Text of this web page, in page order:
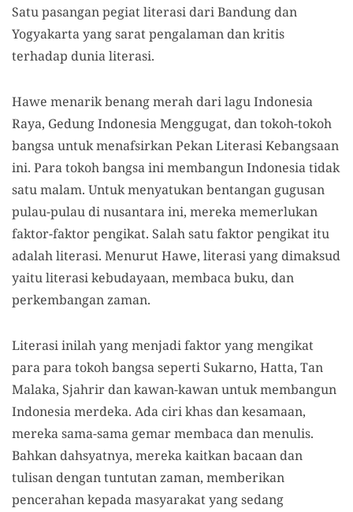
Satu pasangan pegiat literasi dari Bandung dan
Yogyakarta yang sarat pengalaman dan kritis
terhadap dunia literasi.
Hawe menarik benang merah dari lagu Indonesia
Raya, Gedung Indonesia Menggugat, dan tokoh-tokoh
bangsa untuk menafsirkan Pekan Literasi Kebangsaan
ini. Para tokoh bangsa ini membangun Indonesia tidak
satu malam. Untuk menyatukan bentangan gugusan
pulau-pulau di nusantara ini, mereka memerlukan
faktor-faktor pengikat. Salah satu faktor pengikat itu
adalah literasi. Menurut Hawe, literasi yang dimaksud
yaitu literasi kebudayaan, membaca buku, dan
perkembangan zaman.
Literasi inilah yang menjadi faktor yang mengikat
para para tokoh bangsa seperti Sukarno, Hatta, Tan
Malaka, Sjahrir dan kawan-kawan untuk membangun
Indonesia merdeka. Ada ciri khas dan kesamaan,
mereka sama-sama gemar membaca dan menulis.
Bahkan dahsyatnya, mereka kaitkan bacaan dan
tulisan dengan tuntutan zaman, memberikan
pencerahan kepada masyarakat yang sedang